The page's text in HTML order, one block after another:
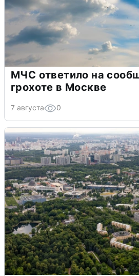
МЧС ответило на
грохоте в Москве
7 августа 0